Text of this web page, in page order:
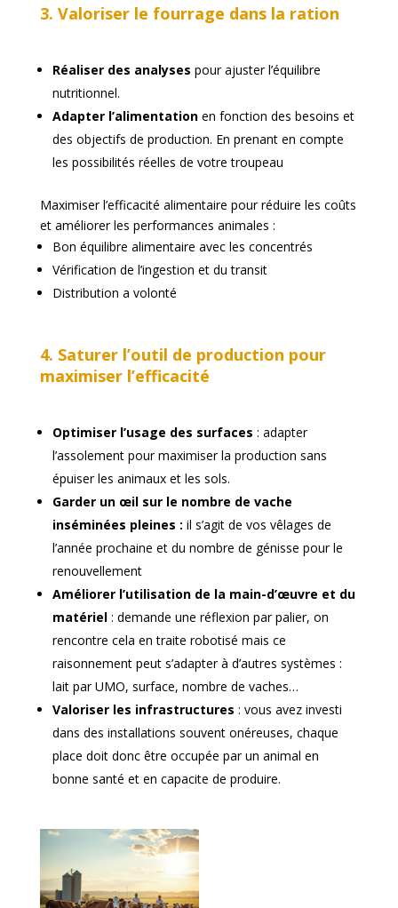
3. Valoriser le fourrage dans la ration
Réaliser des analyses pour ajuster l’équilibre
nutritionnel.
Adapter l’alimentationen fonction des besoins et
des objectifs de production. En prenant en compte
les possibilités réelles de votre troupeau
Maximiser l’efficacité alimentaire pour réduire les coûts
et améliorer les performances animales :
Bon équilibre alimentaire avec les concentrés
Vérification de l’ingestion et du transit
Distribution a volonté
4. Saturer l’outil de production pour
maximiser l’efficacité
Optimiser l’usage des surfaces : adapter
l’assolement pour maximiser la production sans
épuiser les animaux et les sols.
Garder un œil sur le nombre de vache
inséminées pleines : il s’agit de vos vêlages de
l’année prochaine et du nombre de génisse pour le
renouvellement
Améliorer l’utilisation de la main-d’œuvre et du
matériel: demande une réflexion par palier, on
rencontre cela en traite robotisé mais ce
raisonnement peut s’adapter à d’autres systèmes :
lait par UMO, surface, nombre de vaches…
Valoriser les infrastructures : vous avez investi
dans des installations souvent onéreuses, chaque
place doit donc être occupée par un animal en
bonne santé et en capacite de produire.